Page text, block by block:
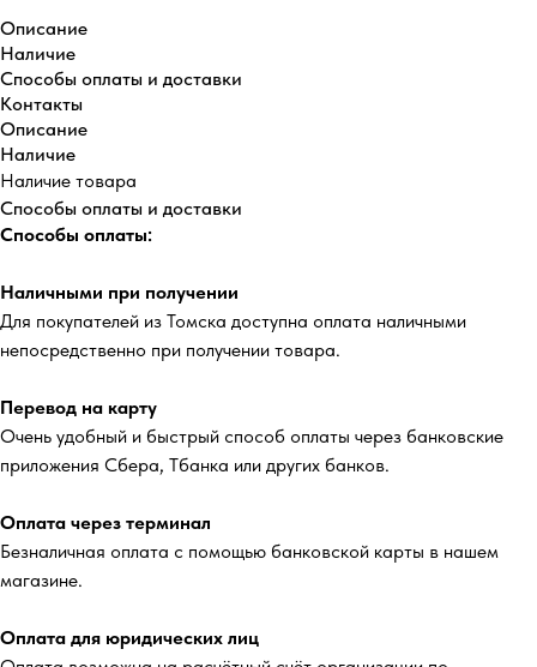
Описание
Наличие
Способы оплаты и доставки
Контакты
Описание
Наличие
Наличие товара
Способы оплаты и доставки
Способы оплаты:
Наличными при получении
Для покупателей из Томска доступна оплата наличными
непосредственно при получении товара.
Перевод на карту
Очень удобный и быстрый способ оплаты через банковские
приложения Сбера, Тбанка или других банков.
Оплата через терминал
Безналичная оплата с помощью банковской карты в нашем
магазине.
Оплата для юридических лиц